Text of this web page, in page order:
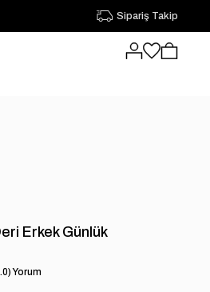
Sipariş Takip
Erkek Günlük